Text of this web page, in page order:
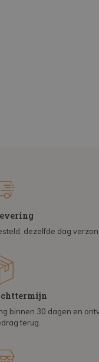
dezelfde dag
binnen 30 dagen en
terug.